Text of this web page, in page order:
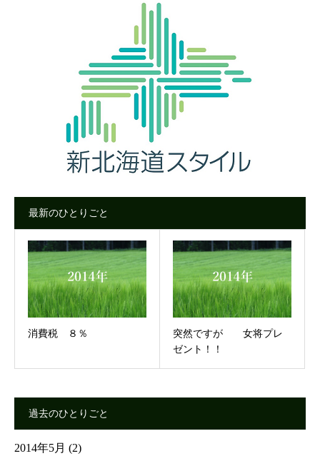
最新のひとりごと
消費税 ８％
突然ですが 女将プレ
ゼント！！
過去のひとりごと
2014年5月 (2)